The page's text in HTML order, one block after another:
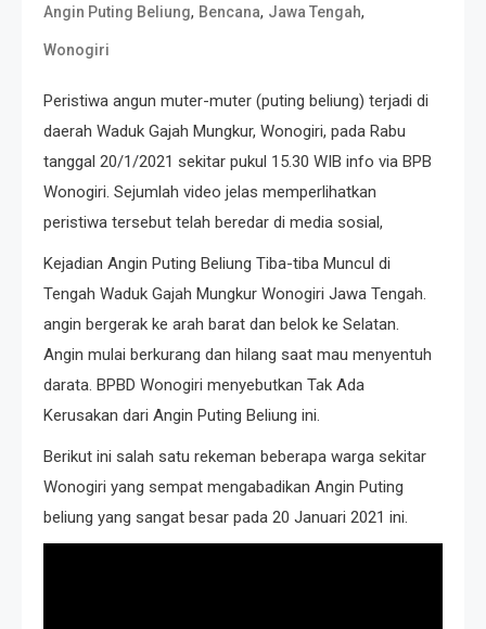
Angin Puting Beliung, Bencana, Jawa Tengah,
Wonogiri
Peristiwa angun muter-muter (puting beliung) terjadi di
daerah Waduk Gajah Mungkur, Wonogiri, pada Rabu
tanggal 20/1/2021 sekitar pukul 15.30 WIB info via BPB
Wonogiri. Sejumlah video jelas memperlihatkan
peristiwa tersebut telah beredar di media sosial,
Kejadian Angin Puting Beliung Tiba-tiba Muncul di
Tengah Waduk Gajah Mungkur Wonogiri Jawa Tengah.
angin bergerak ke arah barat dan belok ke Selatan.
Angin mulai berkurang dan hilang saat mau menyentuh
darata. BPBD Wonogiri menyebutkan Tak Ada
Kerusakan dari Angin Puting Beliung ini.
Berikut ini salah satu rekeman beberapa warga sekitar
Wonogiri yang sempat mengabadikan Angin Puting
beliung yang sangat besar pada 20 Januari 2021 ini.